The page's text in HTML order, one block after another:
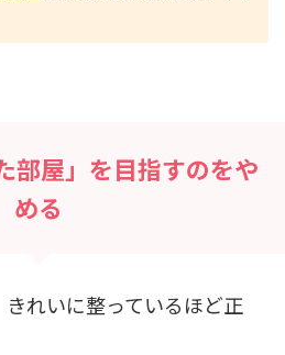
部屋」を目指すのをや
める
れいに整っているほど正